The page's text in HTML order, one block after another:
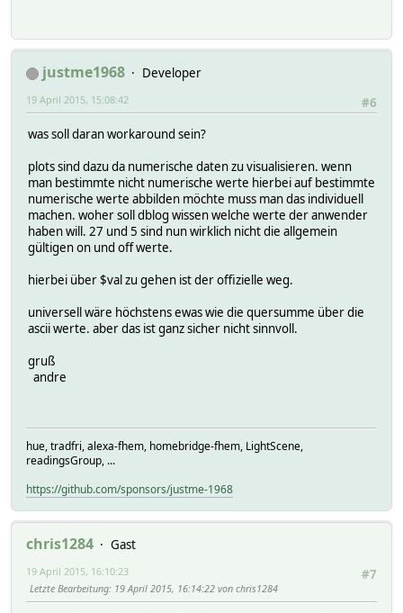
justme1968
Developer
#6
19 April 2015, 15:08:42
was soll daran workaround sein?
plots sind dazu da numerische daten zu visualisieren. wenn
man bestimmte nicht numerische werte hierbei auf bestimmte
numerische werte abbilden möchte muss man das individuell
machen. woher soll dblog wissen welche werte der anwender
haben will. 27 und 5 sind nun wirklich nicht die allgemein
gültigen on und off werte.
hierbei über $val zu gehen ist der offizielle weg.
universell wäre höchstens ewas wie die quersumme über die
ascii werte. aber das ist ganz sicher nicht sinnvoll.
gruß
andre
hue, tradfri, alexa-fhem, homebridge-fhem, LightScene,
readingsGroup, ...
https://github.com/sponsors/justme-1968
chris1284
Gast
#7
19 April 2015, 16:10:23
Letzte Bearbeitung: 19 April 2015, 16:14:22 von chris1284